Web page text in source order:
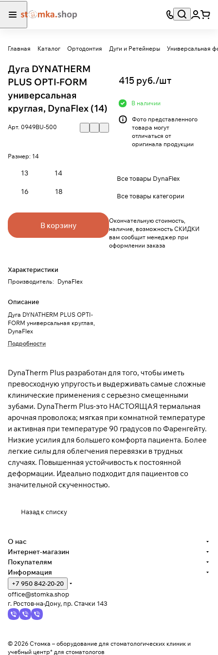
Главная Каталог Ортодонтия Дуги и Ретейнеры Универсальная
Дуга DYNATHERM
PLUS OPTI-FORM
универсальная
круглая, DynaFlex (14)
Арт. 0949BU-500
Размер: 14
13 14
16 18
В корзину
Характеристики
Производитель: DynaFlex
Описание
Дуга DYNATHERM PLUS OPTI-
FORM универсальная круглая,
DynaFlex
Подробности
415 руб./шт
В наличии
Фото представленного
товара могут
отличаться от
оригинала продукции
Все товары DynaFlex
Все товары категории
Окончательную стоимость,
наличие, возможность СКИДКИ
вам сообщит менеджер при
оформлении заказа
DynaTherm Plus разработан для того, чтобы иметь
превосходную упругость и выдерживать самые сложные
клинические применения с серьезно смещенными
зубами. DynaTherm Plus-это НАСТОЯЩАЯ термальная
арочная проволока; мягкая при комнатной температуре
и активная при температуре 90 градусов по Фаренгейту.
Низкие усилия для большего комфорта пациента. Более
легкие силы для облегчения перевязки в трудных
случаях. Повышенная устойчивость к постоянной
деформации. Идеально подходит для пациентов со
значительной скученностью.
Назад к списку
О нас
Интернет-магазин
Покупателям
Информация
+7 950 842-20-20
office@stomka.shop
г. Ростов-на-Дону, пр. Стачки 143
© 2026 Стомка – оборудование для стоматологических клиник и
учебный центр* для стоматологов